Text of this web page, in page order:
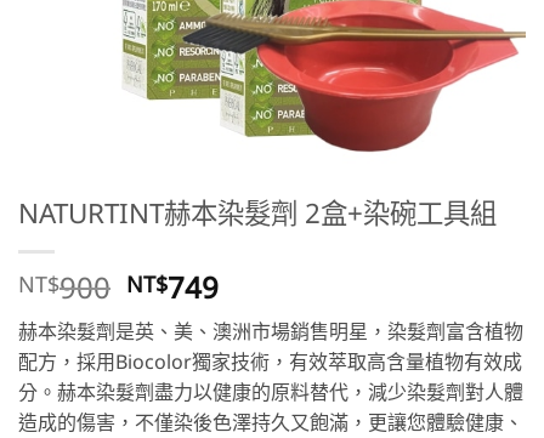
NATURTINT赫本染髮劑 2盒+染碗工具組
NT$900 原
始
價
格：
NT$900。
NT$749目
前
價
格：
NT$749。
赫本染髮劑是英、美、澳洲市場銷售明星，染髮劑富含植物
配方，採用Biocolor獨家技術，有效萃取高含量植物有效成
分。赫本染髮劑盡力以健康的原料替代，減少染髮劑對人體
造成的傷害，不僅染後色澤持久又飽滿，更讓您體驗健康、